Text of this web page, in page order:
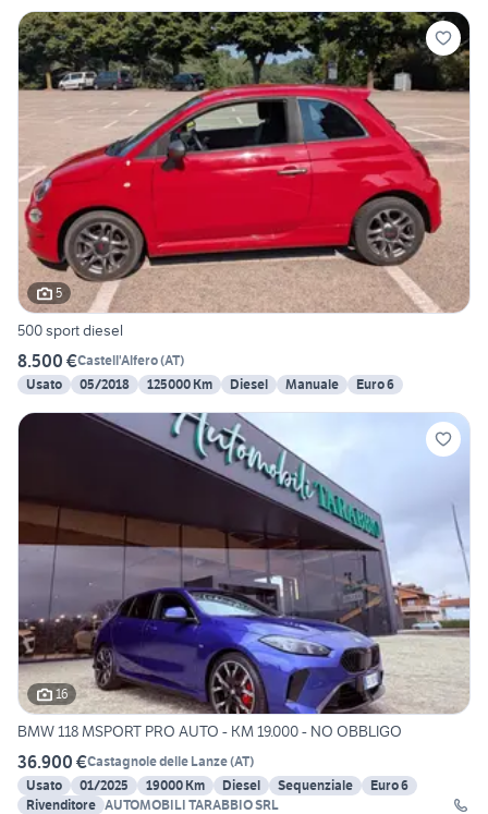
5
500 sport diesel
8.500 €Castell'Alfero(AT)
Usato
05/2018 125000 Km Diesel Manuale Euro 6
16
BMW 118 MSPORT PRO AUTO - KM 19.000 - NO OBBLIGO
36.900 €Castagnole delle Lanze(AT)
Usato
01/2025 19000 Km Diesel Sequenziale
Euro 6
Rivenditore AUTOMOBILI TARABBIO SRL